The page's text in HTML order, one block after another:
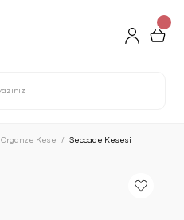
Organze Kese Seccade Kesesi